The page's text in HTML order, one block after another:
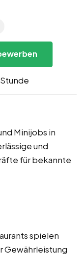
Minijobs in
und
für bekannte
spielen
Gewährleistung